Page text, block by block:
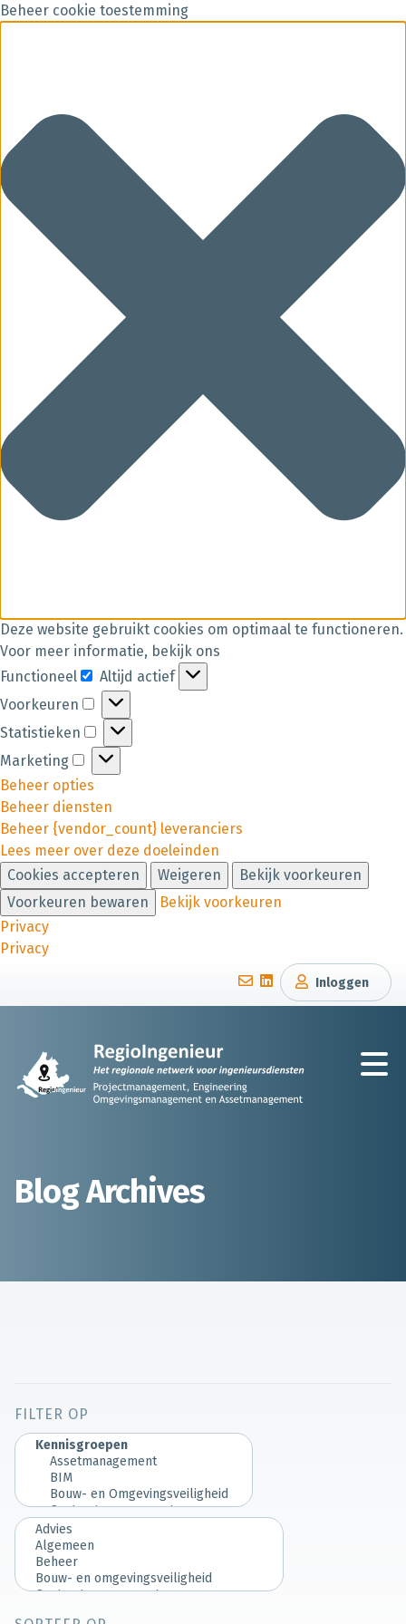
Beheer cookie toestemming
Deze website gebruikt cookies om optimaal te functioneren.
Voor meer informatie, bekijk ons
Functioneel
Altijd actief
Voorkeuren
Statistieken
Marketing
Beheer opties
Beheer diensten
Beheer {vendor_count} leveranciers
Lees meer over deze doeleinden
Cookies accepteren
Weigeren
Bekijk voorkeuren
Voorkeuren bewaren
Bekijk voorkeuren
Privacy
Privacy
Inloggen
Blog Archives
FILTER OP